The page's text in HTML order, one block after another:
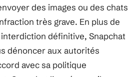
des images ou des chats
très grave. En plus de
interdiction définitive, Snapchat
dénoncer aux autorités
avec sa politique